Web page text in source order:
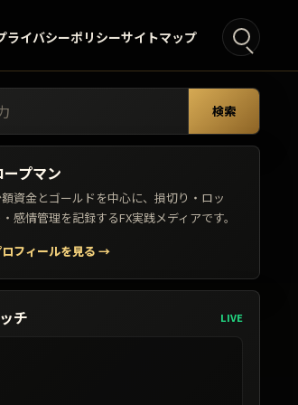
ライバシーポリシーサイトマップ
検索
ープマン
資金とゴールドを中心に、損切り・ロッ
・感情管理を記録するFX実践メディアです。
フィールを見る →
チ LIVE